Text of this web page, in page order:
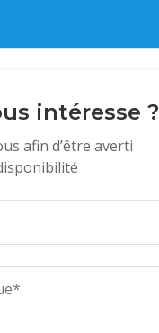
intéresse ?
afin d’être averti